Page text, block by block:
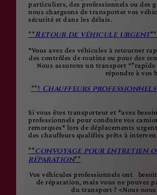
particuliers, des professionnels ou des
nous chargeons de transporter vos
sécurité et dans les délais.
**Retour de véhicule urgent
*Vous avez des véhicules à retourner
des contrôles de routine ou pour des
Nous assurons un transport
répondre à vos
**! Chauffeurs
Si vous êtes transporteur et *avez
professionnels pour conduire vos
remorques* lors de déplacements
des chauffeurs qualifiés prêts à
**convoyage pour entretien
réparation**
Vos véhicules professionnels ont
de réparation, mais vous ne pouvez
du transport ? <Nous